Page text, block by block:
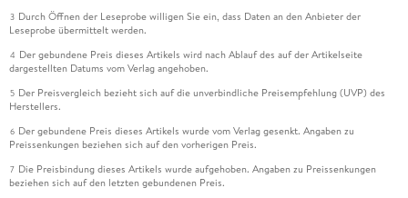
3 Durch Öffnen der Leseprobe willigen Sie ein, dass Daten an den Anbieter der
Leseprobe übermittelt werden.
4 Der gebundene Preis dieses Artikels wird nach Ablauf des auf der Artikelseite
dargestellten Datums vom Verlag angehoben.
5 Der Preisvergleich bezieht sich auf die unverbindliche Preisempfehlung (UVP) des
Herstellers.
6 Der gebundene Preis dieses Artikels wurde vom Verlag gesenkt. Angaben zu
Preissenkungen beziehen sich auf den vorherigen Preis.
7 Die Preisbindung dieses Artikels wurde aufgehoben. Angaben zu Preissenkungen
beziehen sich auf den letzten gebundenen Preis.